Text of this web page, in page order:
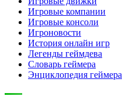
Игровые компании
Игровые консоли
Игроновости
История онлайн игр
Легенды геймдева
Словарь геймера
Энциклопедия геймера